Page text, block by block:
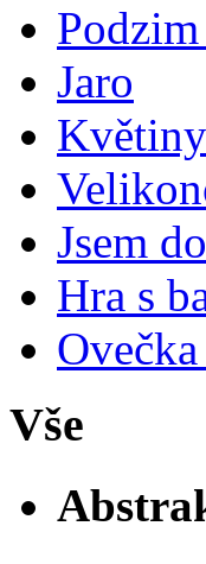
Jaro
Jsem
Hra s
Vše